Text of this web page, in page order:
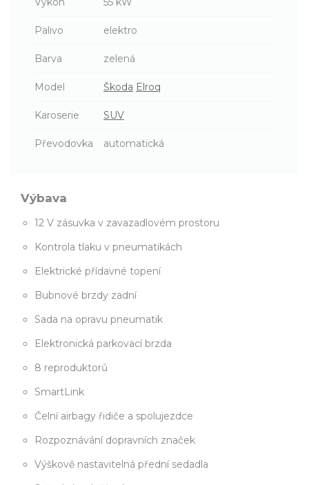
Palivo elektro
Barva zelená
Model Škoda Elroq
Karoserie SUV
Převodovka automatická
Výbava
12 V zásuvka v zavazadlovém prostoru
Kontrola tlaku v pneumatikách
Elektrické přídavné topení
Bubnové brzdy zadní
Sada na opravu pneumatik
Elektronická parkovací brzda
8 reproduktorů
SmartLink
Čelní airbagy řidiče a spolujezdce
Rozpoznávání dopravních značek
Výškově nastavitelná přední sedadla